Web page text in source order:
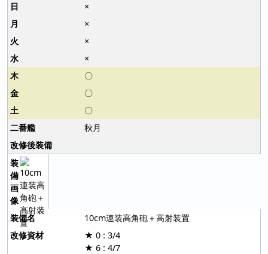
×
×
×
×
〇
〇
〇
秋月
10cm連装高角砲＋高射装置
★ 0 : 3/4
★ 6 : 4/7